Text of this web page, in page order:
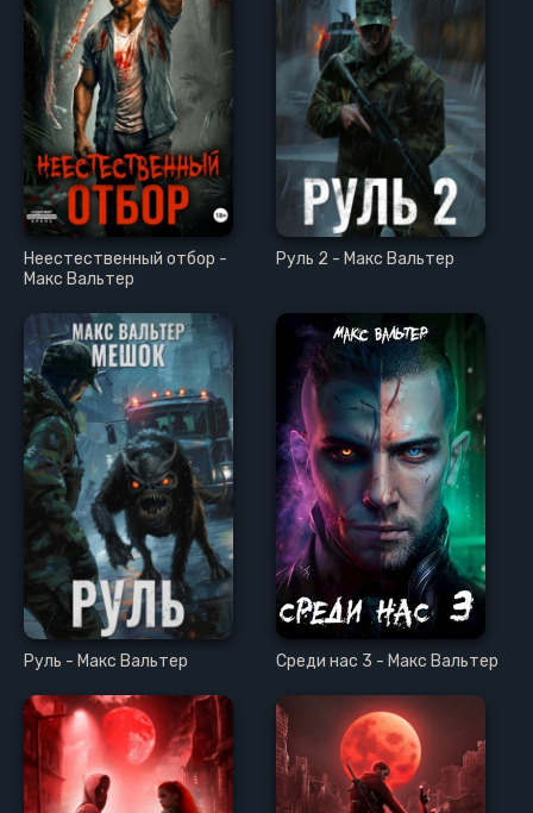
Неестественный отбор -
Макс Вальтер
Руль 2 - Макс Вальтер
Руль - Макс Вальтер Среди нас 3 - Макс Вальтер